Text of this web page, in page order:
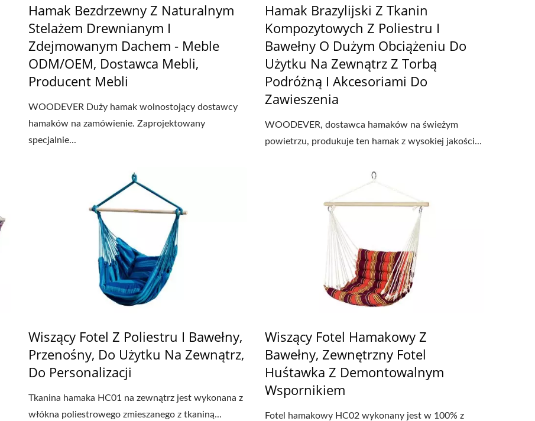
Hamak Bezdrzewny Z Naturalnym
Stelażem Drewnianym I
Zdejmowanym Dachem - Meble
ODM/OEM, Dostawca Mebli,
Producent Mebli
WOODEVER Duży hamak wolnostojący dostawcy
hamaków na zamówienie. Zaprojektowany
specjalnie...
Hamak Brazylijski Z Tkanin
Kompozytowych Z Poliestru I
Bawełny O Dużym Obciążeniu Do
Użytku Na Zewnątrz Z Torbą
Podróżną I Akcesoriami Do
Zawieszenia
WOODEVER, dostawca hamaków na świeżym
powietrzu, produkuje ten hamak z wysokiej jakości...
Wiszący Fotel Z Poliestru I Bawełny,
Przenośny, Do Użytku Na Zewnątrz,
Do Personalizacji
Tkanina hamaka HC01 na zewnątrz jest wykonana z
włókna poliestrowego zmieszanego z tkaniną...
Wiszący Fotel Hamakowy Z
Bawełny, Zewnętrzny Fotel
Huśtawka Z Demontowalnym
Wspornikiem
Fotel hamakowy HC02 wykonany jest w 100% z